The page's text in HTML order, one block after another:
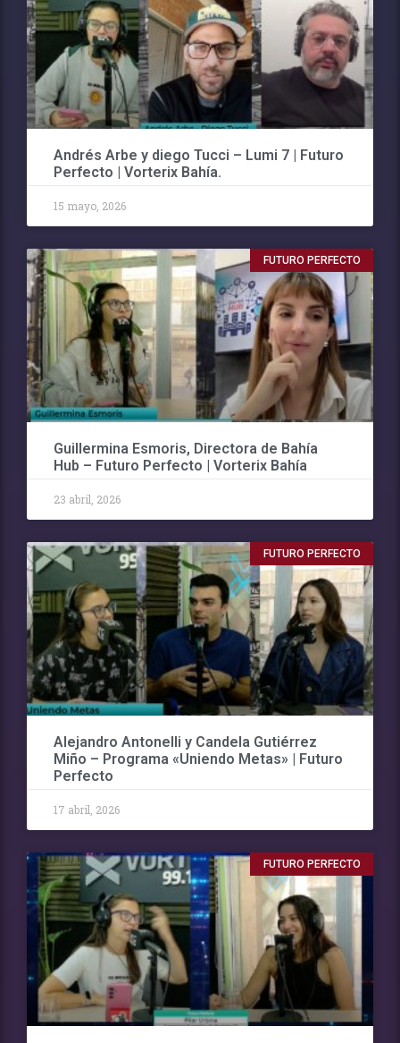
Andrés Arbe y diego Tucci – Lumi 7 | Futuro
Perfecto | Vorterix Bahía.
15 mayo, 2026
FUTURO PERFECTO
Guillermina Esmoris, Directora de Bahía
Hub – Futuro Perfecto | Vorterix Bahía
23 abril, 2026
FUTURO PERFECTO
Alejandro Antonelli y Candela Gutiérrez
Miño – Programa «Uniendo Metas» | Futuro
Perfecto
17 abril, 2026
FUTURO PERFECTO